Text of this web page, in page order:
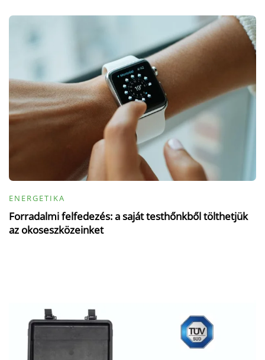
ENERGETIKA
Forradalmi felfedezés: a saját testhőnkből tölthetjük
az okoseszközeinket